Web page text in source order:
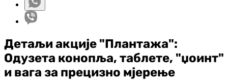
Детаљи акције "Плантажа":
Одузета конопља, таблете, "џоинт"
и вага за прецизно мјерење